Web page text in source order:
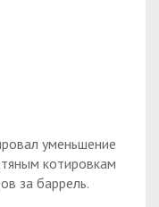
уменьшение
котировкам
за баррель.